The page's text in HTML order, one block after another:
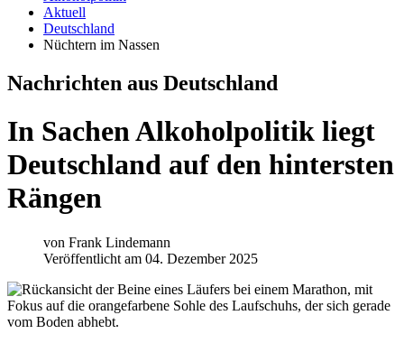
Aktuell
Deutschland
Nüchtern im Nassen
Nachrichten aus Deutschland
In Sachen Alkoholpolitik liegt
Deutschland auf den hintersten
Rängen
von Frank Lindemann
Veröffentlicht am 04. Dezember 2025